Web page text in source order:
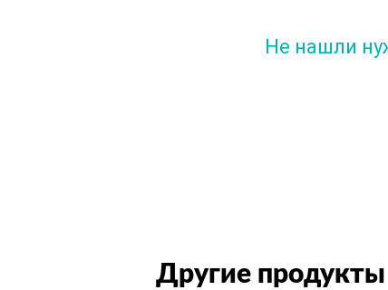
Не нашли
Другие